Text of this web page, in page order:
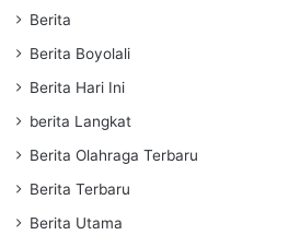
Berita
Berita Boyolali
Berita Hari Ini
berita Langkat
Berita Olahraga Terbaru
Berita Terbaru
Berita Utama